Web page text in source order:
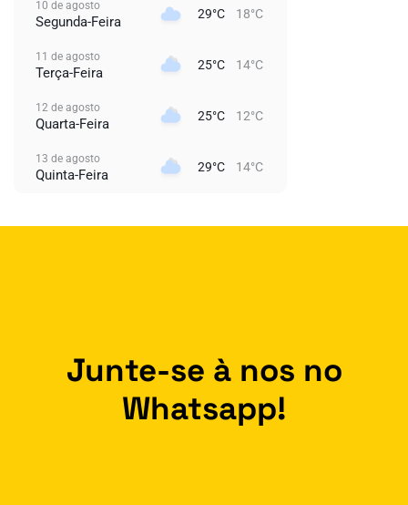
10 de agosto
Segunda-Feira 29°C 18°C
11 de agosto
Terça-Feira 25°C 14°C
12 de agosto
Quarta-Feira 25°C 12°C
13 de agosto
Quinta-Feira 29°C 14°C
Junte-se à nos no
Whatsapp!